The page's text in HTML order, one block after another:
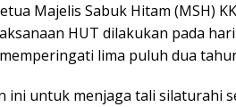
Majelis Sabuk Hitam (MSH)
HUT dilakukan pada
lima puluh dua
ini untuk menjaga tali silaturahi